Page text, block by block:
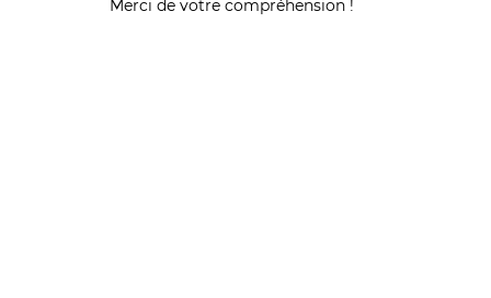
Merci de votre compréhension !